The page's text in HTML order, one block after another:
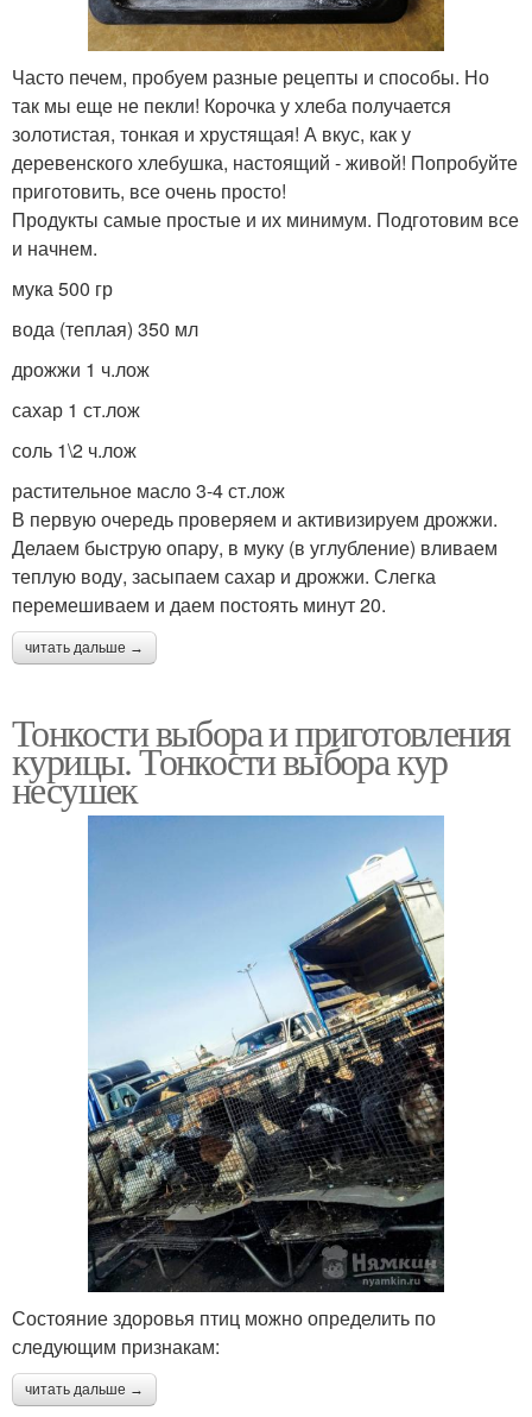
Часто печем, пробуем разные рецепты и способы. Но
так мы еще не пекли! Корочка у хлеба получается
золотистая, тонкая и хрустящая! А вкус, как у
деревенского хлебушка, настоящий - живой! Попробуйте
приготовить, все очень просто!
Продукты самые простые и их минимум. Подготовим все
и начнем.
мука 500 гр
вода (теплая) 350 мл
дрожжи 1 ч.лож
сахар 1 ст.лож
соль 1\2 ч.лож
растительное масло 3-4 ст.лож
В первую очередь проверяем и активизируем дрожжи.
Делаем быструю опару, в муку (в углубление) вливаем
теплую воду, засыпаем сахар и дрожжи. Слегка
перемешиваем и даем постоять минут 20.
читать дальше →
Тонкости выбора и приготовления
курицы. Тонкости выбора кур
несушек
Состояние здоровья птиц можно определить по
следующим признакам:
читать дальше →